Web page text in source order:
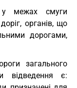
у межах смуги
органів, що
дорогами,
загального
відведення є: